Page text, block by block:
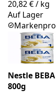
20,82 €/ kg
Auf Lager
Nestle
800g